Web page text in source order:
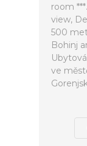
room
view,
500
Bohinj
ve